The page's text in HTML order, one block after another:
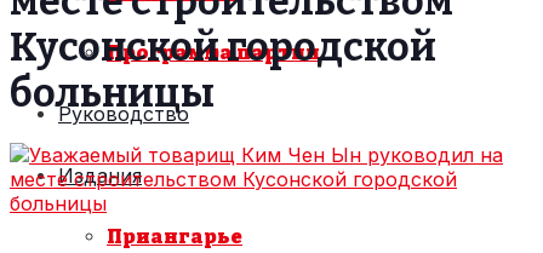
Программа партии
Руководство
Издания
Приангарье
Кусонской городской
больницы